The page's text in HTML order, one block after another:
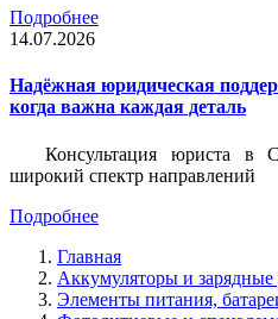
Подробнее
14.07.2026
Надёжная юридическая
когда важна каждая деталь
Консультация юриста в
широкий спектр направлений
Подробнее
Главная
Аккумуляторы и зарядные
Элементы питания,